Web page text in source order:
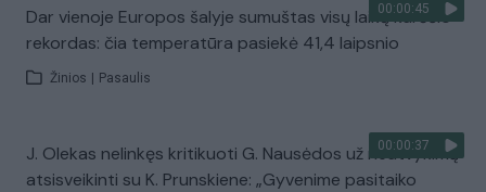
00:00:45
Dar vienoje Europos šalyje sumuštas visų laikų karščio
rekordas: čia temperatūra pasiekė 41,4 laipsnio
Žinios Pasaulis
00:00:37
J. Olekas nelinkęs kritikuoti G. Nausėdos už neatvykimą
atsisveikinti su K. Prunskiene: „Gyvenime pasitaiko